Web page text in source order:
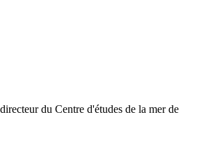
du Centre d'études de la mer de